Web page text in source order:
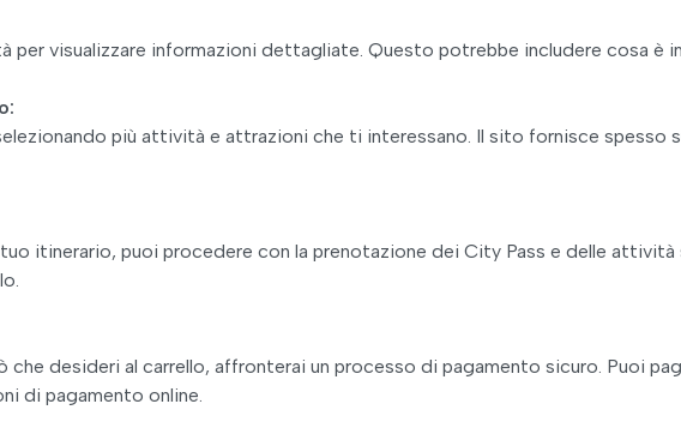
per visualizzare informazioni dettagliate. Questo potrebbe includere cosa è
più attività e attrazioni che ti interessano. Il sito fornisce
itinerario, puoi procedere con la prenotazione dei City Pass e delle
desideri al carrello, affronterai un processo di pagamento sicuro. Puoi
di pagamento online.